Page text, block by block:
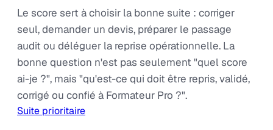
Le score sert à choisir la bonne suite : corriger
seul, demander un devis, préparer le passage
audit ou déléguer la reprise opérationnelle. La
bonne question n'est pas seulement "quel score
ai-je ?", mais "qu'est-ce qui doit être repris, validé,
corrigé ou confié à Formateur Pro ?".
Suite prioritaire